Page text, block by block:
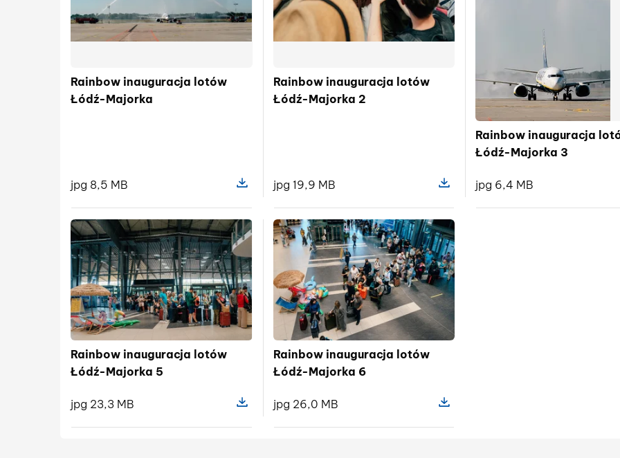
Rainbow inauguracja lotów
Łódź-Majorka
jpg 8,5 MB
Pokaż szczegóły pliku Rainbow inauguracja lotów Łódź-Majorka
Rainbow inauguracja lotów
Łódź-Majorka 2
jpg 19,9 MB
Pokaż szczegóły pliku Rainbow
Rainbow inauguracja
Łódź-Majorka 3
jpg 6,4 MB
Rainbow inauguracja lotów
Łódź-Majorka 5
jpg 23,3 MB
Pokaż szczegóły pliku Rainbow inauguracja lotów Łódź-Majorka 5
Rainbow inauguracja lotów
Łódź-Majorka 6
jpg 26,0 MB